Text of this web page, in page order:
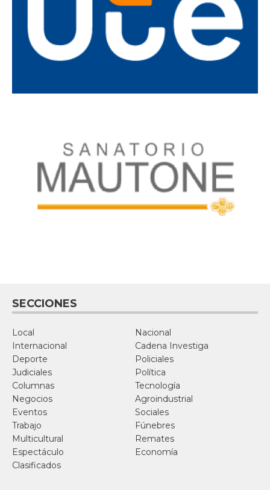
SECCIONES
Local
Nacional
Internacional
Cadena Investiga
Deporte
Policiales
Judiciales
Política
Columnas
Tecnología
Negocios
Agroindustrial
Eventos
Sociales
Trabajo
Fúnebres
Multicultural
Remates
Espectáculo
Economía
Clasificados